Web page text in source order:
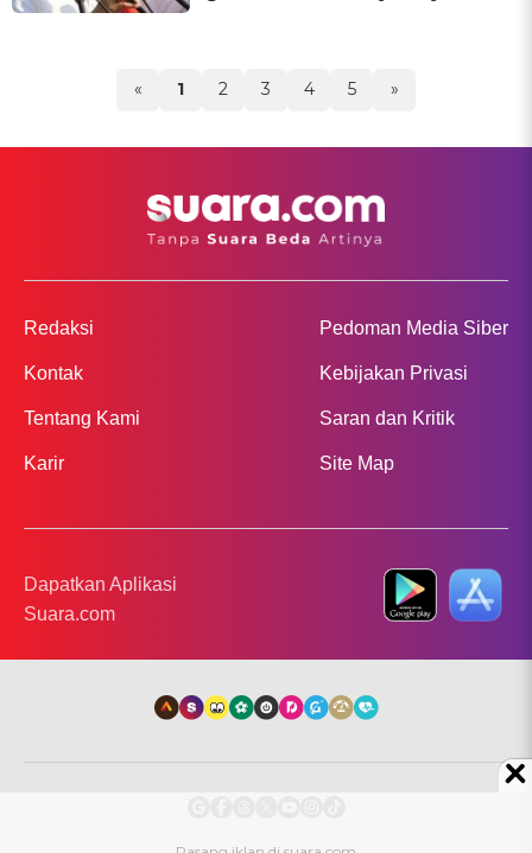
« 1 2 3 4 5 »
Redaksi
Kontak
Tentang Kami
Karir
Pedoman Media Siber
Kebijakan Privasi
Saran dan Kritik
Site Map
Dapatkan Aplikasi
Suara.com